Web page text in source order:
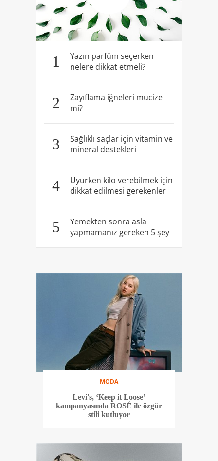
1
Yazın parfüm seçerken
nelere dikkat etmeli?
2
Zayıflama iğneleri mucize
mi?
3
Sağlıklı saçlar için vitamin ve
mineral destekleri
4
Uyurken kilo verebilmek için
dikkat edilmesi gerekenler
5
Yemekten sonra asla
yapmamanız gereken 5 şey
MODA
Levi's, ‘Keep it Loose’
kampanyasında ROSÉ ile özgür
stili kutluyor